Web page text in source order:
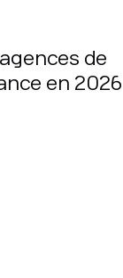
de
en 2026